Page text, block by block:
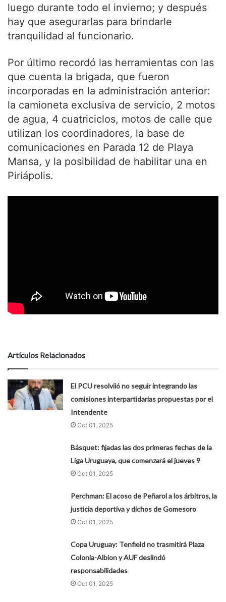
luego durante todo el invierno; y después
hay que asegurarlas para brindarle
tranquilidad al funcionario.
Por último recordó las herramientas con las
que cuenta la brigada, que fueron
incorporadas en la administración anterior:
la camioneta exclusiva de servicio, 2 motos
de agua, 4 cuatriciclos, motos de calle que
utilizan los coordinadores, la base de
comunicaciones en Parada 12 de Playa
Mansa, y la posibilidad de habilitar una en
Piriápolis.
Artículos Relacionados
El PCU resolviió no seguir integrando las
comisiones interpartidarias propuestas por el
Intendente
Oct 01, 2025
Básquet: fijadas las dos primeras fechas de la
Liga Uruguaya, que comenzará el jueves 9
Oct 01, 2025
Perchman: El acoso de Peñarol a los árbitros, la
justicia deportiva y dichos de Gomesoro
Oct 01, 2025
Copa Uruguay: Tenfield no trasmitirá Plaza
Colonia-Albion y AUF deslindó
responsabilidades
Oct 01, 2025